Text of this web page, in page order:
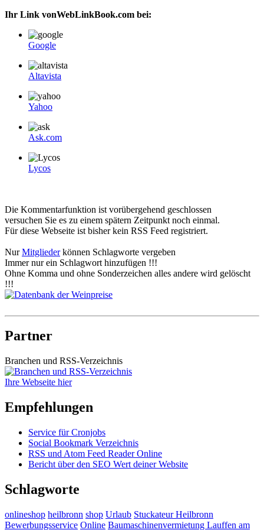
Ihr Link vonWebLinkBook.com bei:
Google
Altavista
Yahoo
Ask.com
Lycos
Die Kommentarfunktion ist vorübergehend geschlossen
versuchen Sie es zu einem spätern Zeitpunkt noch einmal.
Für diese Webseite ist bisher kein RSS Feed registriert.
NurMitgliederkönnen Schlagworte vergeben
Immer nur ein Schlagwort hinzufügen !!!
Ohne Komma und ohne Sonderzeichen alles andere wird gelöscht
!!!
Partner
Branchen und RSS-Verzeichnis
Ihre Webseite hier
Empfehlungen
Service für Cronjobs
Social Bookmark Verzeichnis
RSS und Atom Feed Reader Online
Bericht über den SEO Wert deiner Website
Schlagworte
onlineshop heilbronn shop Urlaub Stuckateur Heilbronn
Bewerbungsservice Online Baumaschinenvermietung Lauffen am